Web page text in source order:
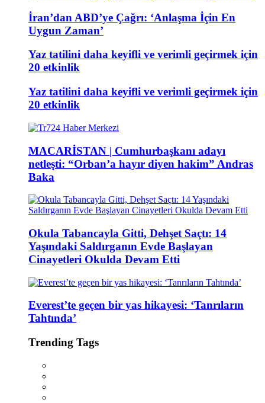
İran’dan ABD’ye Çağrı: ‘Anlaşma İçin En
Uygun Zaman’
Yaz tatilini daha keyifli ve verimli geçirmek için
20 etkinlik
Yaz tatilini daha keyifli ve verimli geçirmek için
20 etkinlik
MACARİSTAN | Cumhurbaşkanı adayı
netleşti: “Orban’a hayır diyen hakim” Andras
Baka
Okula Tabancayla Gitti, Dehşet Saçtı: 14
Yaşındaki Saldırganın Evde Başlayan
Cinayetleri Okulda Devam Etti
Everest’te geçen bir yas hikayesi: ‘Tanrıların
Tahtında’
Trending Tags